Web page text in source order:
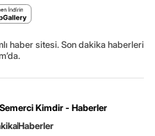
haber sitesi. Son dakika haberleri
Kimdir - Haberler
Haberler